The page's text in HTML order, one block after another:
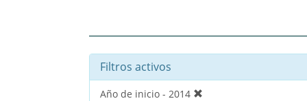
Filtros activos
Año de inicio - 2014